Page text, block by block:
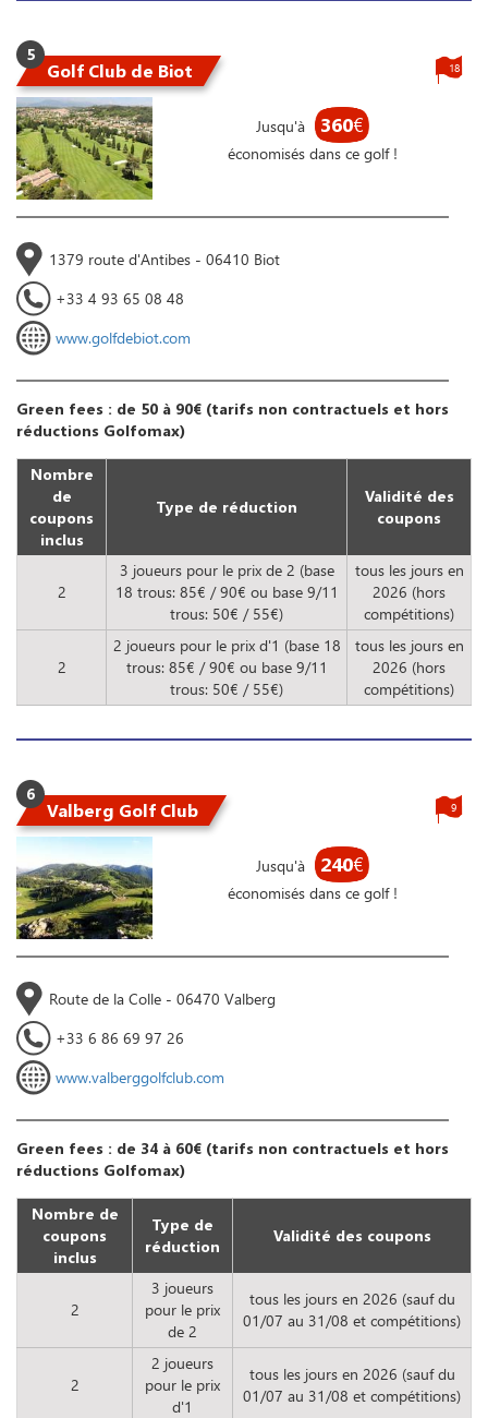
5
Golf Club de Biot
Jusqu'à 360€
économisés dans ce golf !
18
1379 route d'Antibes - 06410 Biot
+33 4 93 65 08 48
www.golfdebiot.com
Green fees : de 50 à 90€ (tarifs non contractuels et hors
réductions Golfomax)
Nombre
de
coupons
inclus
Type de réduction
Validité des
coupons
2
3 joueurs pour le prix de 2 (base
18 trous: 85€ / 90€ ou base 9/11
trous: 50€ / 55€)
tous les jours en
2026 (hors
compétitions)
2
2 joueurs pour le prix d'1 (base 18
trous: 85€ / 90€ ou base 9/11
trous: 50€ / 55€)
tous les jours en
2026 (hors
compétitions)
6
Valberg Golf Club
Jusqu'à 240€
économisés dans ce golf !
9
Route de la Colle - 06470 Valberg
+33 6 86 69 97 26
www.valberggolfclub.com
Green fees : de 34 à 60€ (tarifs non contractuels et hors
réductions Golfomax)
Nombre de
coupons
inclus
Type de
réduction
Validité des coupons
2
3 joueurs
pour le prix
de 2
tous les jours en 2026 (sauf du
01/07 au 31/08 et compétitions)
2
2 joueurs
pour le prix
d'1
tous les jours en 2026 (sauf du
01/07 au 31/08 et compétitions)